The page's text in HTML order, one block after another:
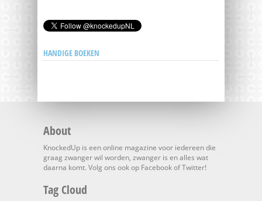
HANDIGE BOEKEN
About
KnockedUp is een online magazine voor iedereen die
graag zwanger wil worden, zwanger is en alles wat
daarna komt. Volg ons ook op Facebook of Twitter!
Tag Cloud